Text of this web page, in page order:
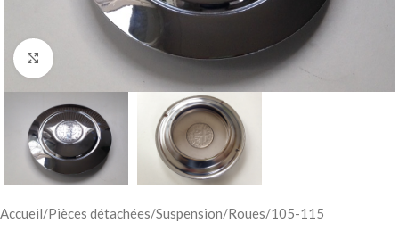
Cliquez pour agrandir
Accueil/Pièces détachées/Suspension/Roues/105-115